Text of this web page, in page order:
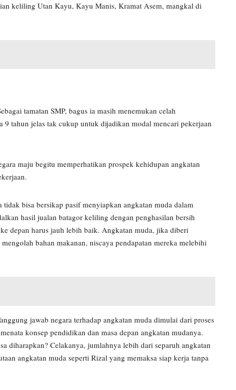
keliling Utan Kayu, Kayu Manis, Kramat Asem, mangkal di
tamatan SMP, bagus ia masih menemukan celah
tahun jelas tak cukup untuk dijadikan modal mencari pekerjaan
maju begitu memperhatikan prospek kehidupan angkatan
bisa bersikap pasif menyiapkan angkatan muda dalam
hasil jualan batagor keliling dengan penghasilan bersih
depan harus jauh lebih baik. Angkatan muda, jika diberi
bahan makanan, niscaya pendapatan mereka melebihi
jawab negara terhadap angkatan muda dimulai dari proses
konsep pendidikan dan masa depan angkatan mudanya.
diharapkan? Celakanya, jumlahnya lebih dari separuh angkatan
angkatan muda seperti Rizal yang memaksa siap kerja tanpa